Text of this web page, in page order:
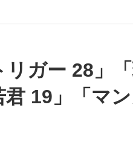
ガー 28」
19」「マン